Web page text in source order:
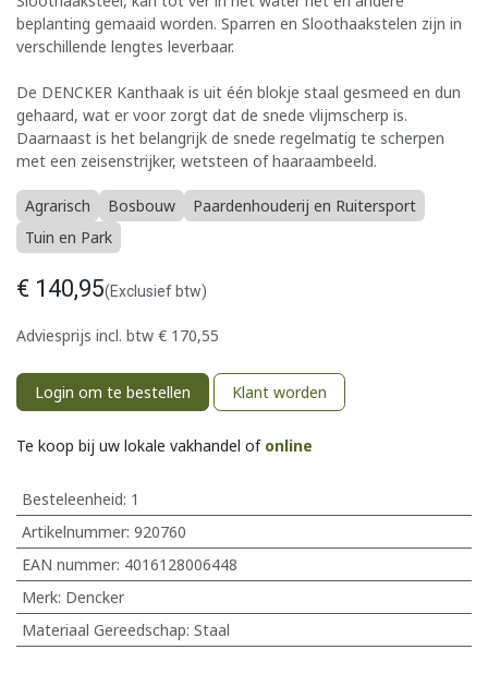
beplanting gemaaid worden. Sparren en Sloothaakstelen zijn in
verschillende lengtes leverbaar.
De DENCKER Kanthaak is uit één blokje staal gesmeed en dun
gehaard, wat er voor zorgt dat de snede vlijmscherp is.
Daarnaast is het belangrijk de snede regelmatig te scherpen
met een zeisenstrijker, wetsteen of haaraambeeld.
Agrarisch Bosbouw
Paardenhouderij en Ruitersport
Tuin en Park
€ 140,95(Exclusief btw)
Adviesprijs incl. btw € 170,55
Login om te bestellen Klant worden
Te koop bij uw lokale vakhandel of online
Besteleenheid: 1
Artikelnummer: 920760
EAN nummer: 4016128006448
Merk: Dencker
Materiaal Gereedschap: Staal